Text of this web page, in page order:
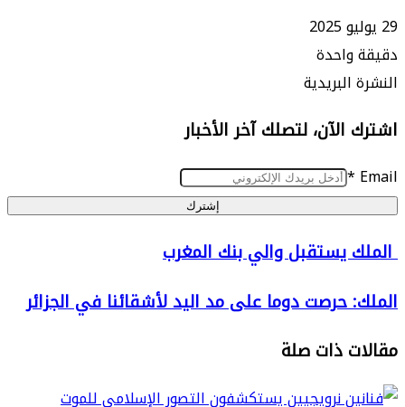
لتصلك آخر الأخبار
والي بنك المغرب
حرصت دوما على مد اليد لأشقائنا في الجزائر
ذات صلة